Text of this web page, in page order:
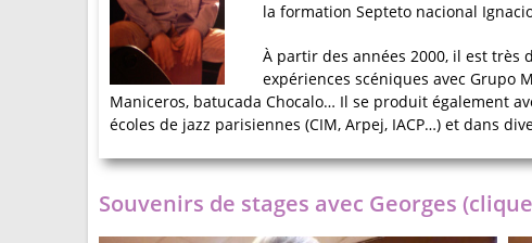
la formation Septeto nacional
À partir des années 2000, il est très
expériences scéniques avec Grupo
Maniceros, batucada Chocalo… Il se produit également
écoles de jazz parisiennes (CIM, Arpej, IACP…) et dans
Souvenirs de stages avec Georges